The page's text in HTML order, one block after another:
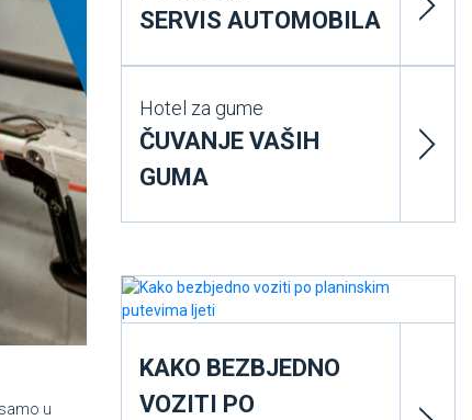
u
SERVIS AUTOMOBILA
Hotel za gume
ČUVANJE VAŠIH
GUMA
KAKO BEZBJEDNO
VOZITI PO